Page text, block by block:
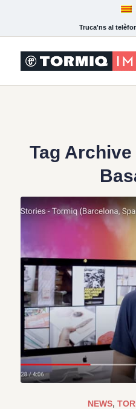
Truca'ns al
Tag
NEWS,